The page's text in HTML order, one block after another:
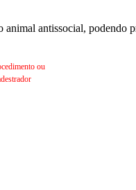
antissocial, podendo
ou